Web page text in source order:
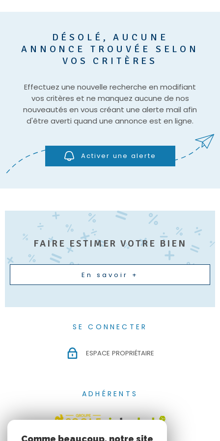
DÉSOLÉ, AUCUNE
ANNONCE TROUVÉE SELON
VOS CRITÈRES
Effectuez une nouvelle recherche en modifiant
vos critères et ne manquez aucune de nos
nouveautés en vous créant une alerte mail afin
d'être averti quand une annonce est en ligne.
Activer une alerte
FAIRE ESTIMER VOTRE BIEN
En savoir +
SE CONNECTER
ESPACE PROPRIÉTAIRE
ADHÉRENTS
Comme beaucoup, notre site